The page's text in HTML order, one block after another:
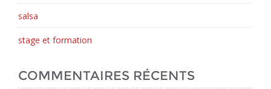
salsa
stage et formation
COMMENTAIRES RÉCENTS